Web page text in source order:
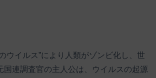
ウイルス”により人類がゾンビ化し、世
国連調査官の主人公は、ウイルスの起源